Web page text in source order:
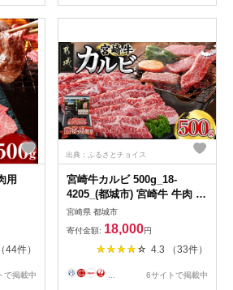
用
44件）
で掲載中
出典：ふるさとチョイス
宮崎牛カルビ 500g_18-
4205_(都城市) 宮崎牛 牛肉 カ
ルビ 500g 焼肉 BBQ バーベ
キュー ギフト 贈答用
宮崎県 都城市
寄付金額: 18,000円
4.3 （33件）
6サイトで掲載中